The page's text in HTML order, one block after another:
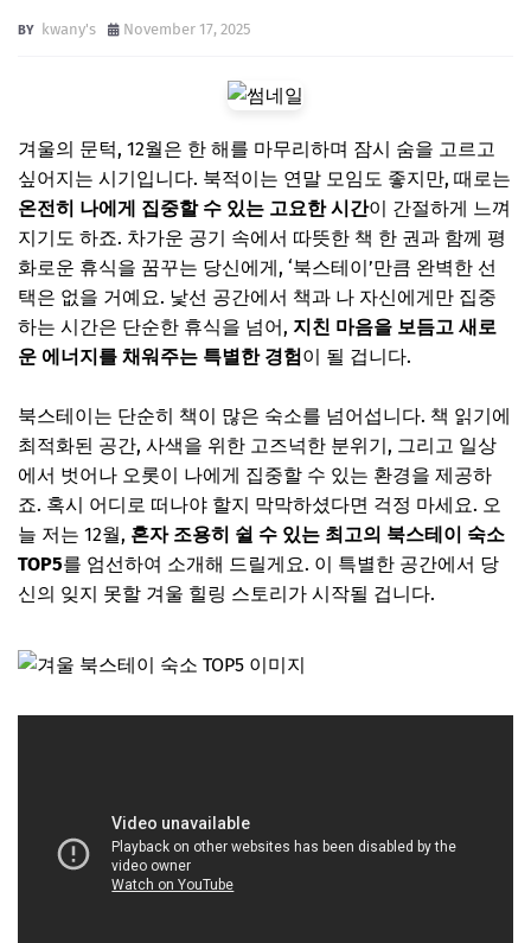
kwany's November 17, 2025
겨울의 문턱, 12월은 한 해를 마무리하며 잠시 숨을 고르고
싶어지는 시기입니다. 북적이는 연말 모임도 좋지만, 때로는
온전히 나에게 집중할 수 있는 고요한 시간이 간절하게 느껴
지기도 하죠. 차가운 공기 속에서 따뜻한 책 한 권과 함께 평
화로운 휴식을 꿈꾸는 당신에게, ‘북스테이’만큼 완벽한 선
택은 없을 거예요. 낯선 공간에서 책과 나 자신에게만 집중
하는 시간은 단순한 휴식을 넘어, 지친 마음을 보듬고 새로
운 에너지를 채워주는 특별한 경험이 될 겁니다.
북스테이는 단순히 책이 많은 숙소를 넘어섭니다. 책 읽기에
최적화된 공간, 사색을 위한 고즈넉한 분위기, 그리고 일상
에서 벗어나 오롯이 나에게 집중할 수 있는 환경을 제공하
죠. 혹시 어디로 떠나야 할지 막막하셨다면 걱정 마세요. 오
늘 저는 12월, 혼자 조용히 쉴 수 있는 최고의 북스테이 숙소
TOP5를 엄선하여 소개해 드릴게요. 이 특별한 공간에서 당
신의 잊지 못할 겨울 힐링 스토리가 시작될 겁니다.